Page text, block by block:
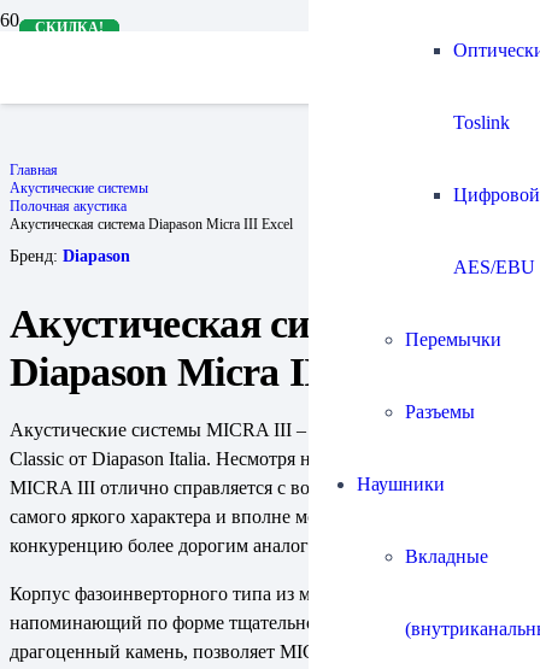
Toslink
Цифровой
AES/EBU
Перемычки
Разъемы
Наушники
Вкладные
Главная
Акустические системы
Полочная акустика
Акустическая система Diapason Micra III Excel
Бренд: Diapason
Акустическая система
Diapason Micra III Excel
Акустические системы MICRA III – младшая модель в серии
Classic от Diapason Italia. Несмотря на компактный размер,
MICRA III отлично справляется с воспроизведением звука
самого яркого характера и вполне может составить
конкуренцию более дорогим аналогам.
Корпус фазоинверторного типа из массива ясеня,
напоминающий по форме тщательно ограненный
драгоценный камень, позволяет MICRA III стать настоящим
СКИДКА!
СКИДКА!
СКИДКА!
СКИДКА!
СКИДКА!